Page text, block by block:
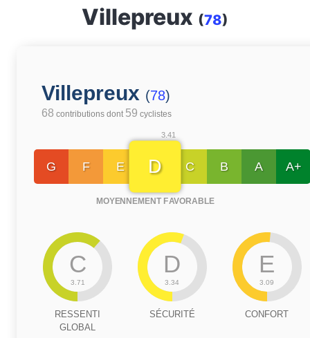
Villepreux (78)
Villepreux (78)
68 contributions dont 59 cyclistes
G F E
3.41
D
MOYENNEMENT FAVORABLE
C B A A+
C
3.71
RESSENTI
GLOBAL
D
3.34
SÉCURITÉ
E
3.09
CONFORT